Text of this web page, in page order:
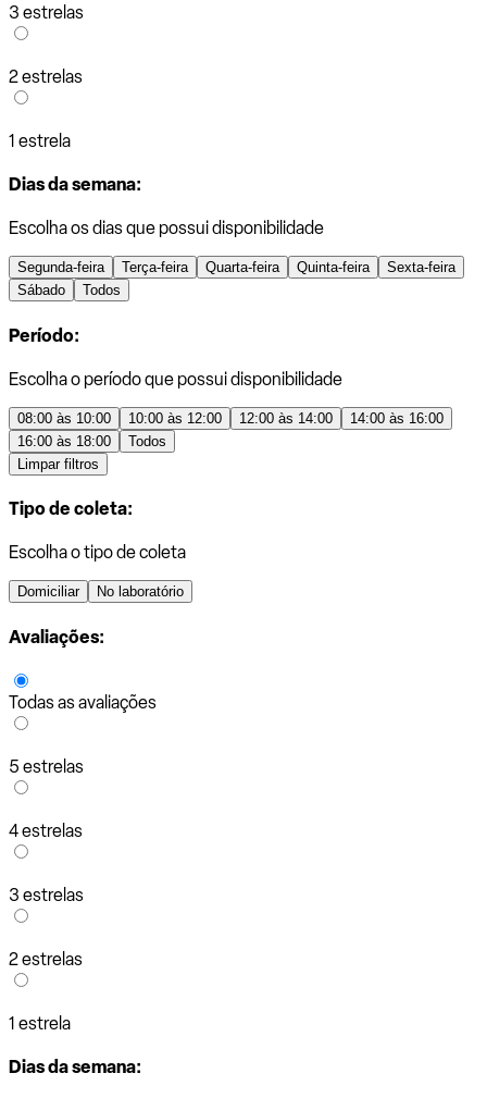
3 estrelas
2 estrelas
1 estrela
Dias da semana:
Escolha os dias que possui disponibilidade
Segunda-feira Terça-feira Quarta-feira Quinta-feira
Sexta-feira
Sábado
Todos
Período:
Escolha o período que possui disponibilidade
08:00 às 10:00 10:00 às 12:00 12:00 às 14:00
14:00 às 16:00
16:00 às 18:00
Todos
Limpar filtros
Tipo de coleta:
Escolha o tipo de coleta
Domiciliar No laboratório
Avaliações:
Todas as avaliações
5 estrelas
4 estrelas
3 estrelas
2 estrelas
1 estrela
Dias da semana: